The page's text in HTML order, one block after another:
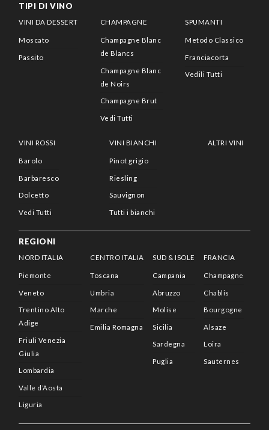
TIPI DI VINO
VINI DA DESSERT
Moscato
Passito
CHAMPAGNE
Champagne Blanc
de Blancs
Champagne Blanc
de Noirs
Champagne Brut
Vedi Tutti
SPUMANTI
Metodo Classico
Franciacorta
Vedili Tutti
VINI ROSSI
Barolo
Barbaresco
Dolcetto
Vedi Tutti
VINI BIANCHI
Pinot grigio
Riesling
Sauvignon
Tutti i bianchi
ALTRI VINI
REGIONI
NORD ITALIA
Piemonte
Veneto
Trentino Alto
Adige
Friuli Venezia
Giulia
Lombardia
Valle d’Aosta
Liguria
CENTRO ITALIA
Toscana
Umbria
Marche
Emilia Romagna
SUD & ISOLE
Campania
Abruzzo
Molise
Sicilia
Sardegna
Puglia
FRANCIA
Champagne
Chablis
Bourgogne
Alsaze
Loira
Sauternes